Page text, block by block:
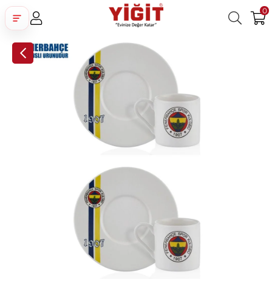
0
Üye Girişi Üye Ol Facebook İle Bağlan
Google İle Bağlan